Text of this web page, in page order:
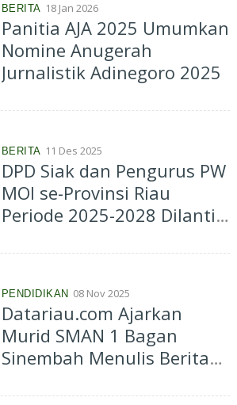
BERITA 18 Jan 2026
Panitia AJA 2025 Umumkan
Nomine Anugerah
Jurnalistik Adinegoro 2025
BERITA 11 Des 2025
DPD Siak dan Pengurus PW
MOI se-Provinsi Riau
Periode 2025-2028 Dilantik
PENDIDIKAN 08 Nov 2025
Datariau.com Ajarkan
Murid SMAN 1 Bagan
Sinembah Menulis Berita